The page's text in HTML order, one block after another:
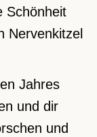
Schönheit
Nervenkitzel
Jahres
und dir
und